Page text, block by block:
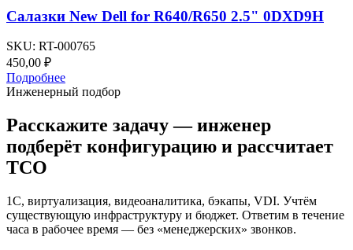
Салазки New Dell for R640/R650 2.5" 0DXD9H
SKU: RT-000765
450,00 ₽
Подробнее
Инженерный подбор
Расскажите задачу — инженер
подберёт конфигурацию и рассчитает
TCO
1С, виртуализация, видеоаналитика, бэкапы, VDI. Учтём
существующую инфраструктуру и бюджет. Ответим в течение
часа в рабочее время — без «менеджерских» звонков.